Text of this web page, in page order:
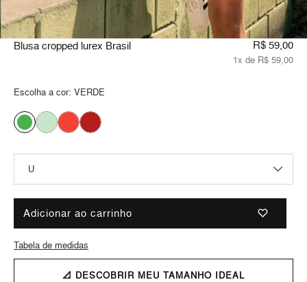
Blusa cropped lurex Brasil R$ 59,00
1x de R$ 59,00
Escolha a cor: VERDE
Adicionar ao carrinho
Tabela de medidas
📐 DESCOBRIR MEU TAMANHO IDEAL